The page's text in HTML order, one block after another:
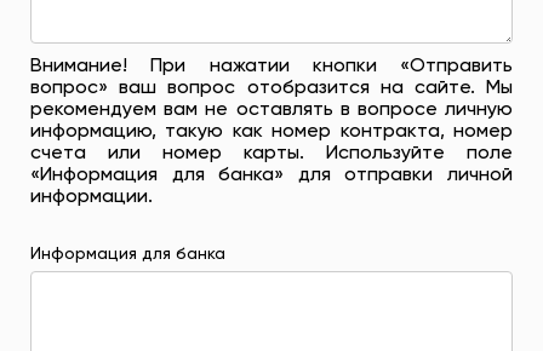
Внимание! При нажатии кнопки «Отправить
вопрос» ваш вопрос отобразится на сайте. Мы
рекомендуем вам не оставлять в вопросе личную
информацию, такую ​​как номер контракта, номер
счета или номер карты. Используйте поле
«Информация для банка» для отправки личной
информации.
Информация для банка